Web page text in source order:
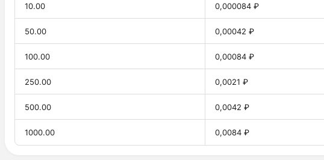
10.00 0,000084 ₽
50.00 0,00042 ₽
100.00 0,00084 ₽
250.00 0,0021 ₽
500.00 0,0042 ₽
1000.00 0,0084 ₽